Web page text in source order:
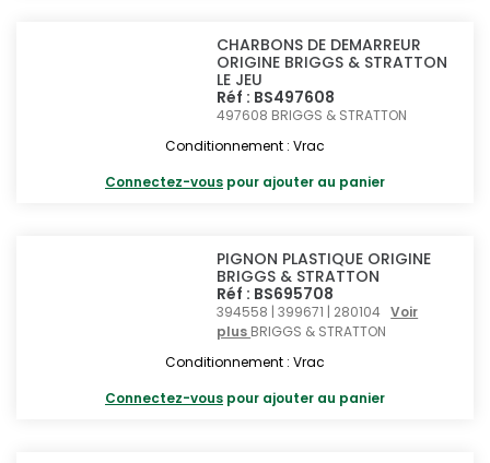
CHARBONS DE DEMARREUR
ORIGINE BRIGGS & STRATTON
LE JEU
Réf : BS497608
497608 BRIGGS & STRATTON
Conditionnement : Vrac
Connectez-vous pour ajouter au panier
PIGNON PLASTIQUE ORIGINE
BRIGGS & STRATTON
Réf : BS695708
394558 | 399671 | 280104Voir
plus BRIGGS & STRATTON
Conditionnement : Vrac
Connectez-vous pour ajouter au panier